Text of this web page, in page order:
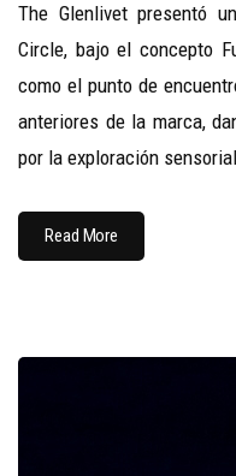
The Glenlivet presentó
Circle, bajo el concepto
como el punto de
anteriores de la marca,
por la exploración
Read More